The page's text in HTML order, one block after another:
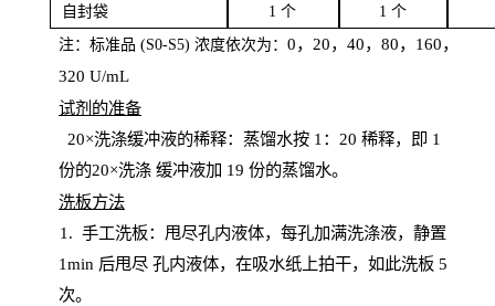
自封袋 1 个 1 个
注：标准品 (S0-S5) 浓度依次为： 0，20，40，80，160，
320 U/mL
试剂的准备
20×洗涤缓冲液的稀释：蒸馏水按 1：20 稀释，即 1
份的20×洗涤 缓冲液加 19 份的蒸馏水。
洗板方法
1. 手工洗板：甩尽孔内液体，每孔加满洗涤液，静置
1min 后甩尽 孔内液体，在吸水纸上拍干，如此洗板 5
次。